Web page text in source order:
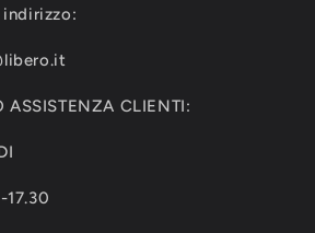
indirizzo:
ASSISTENZA CLIENTI:
17.30